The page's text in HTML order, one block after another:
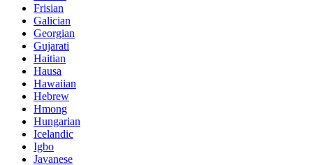
Frisian
Galician
Georgian
Gujarati
Haitian
Hausa
Hawaiian
Hebrew
Hmong
Hungarian
Icelandic
Igbo
Javanese